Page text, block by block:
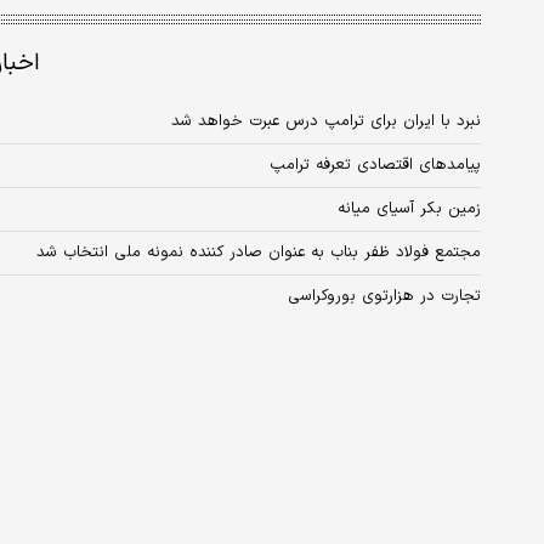
نبرد با ایران برای ترامپ درس عبرت خواهد شد
پیامدهای اقتصادی تعرفه ترامپ
زمین بکر آسیای میانه
مجتمع فولاد ظفر بناب به عنوان صادر کننده نمونه ملی انتخاب شد
تجارت در هزارتوی بوروکراسی